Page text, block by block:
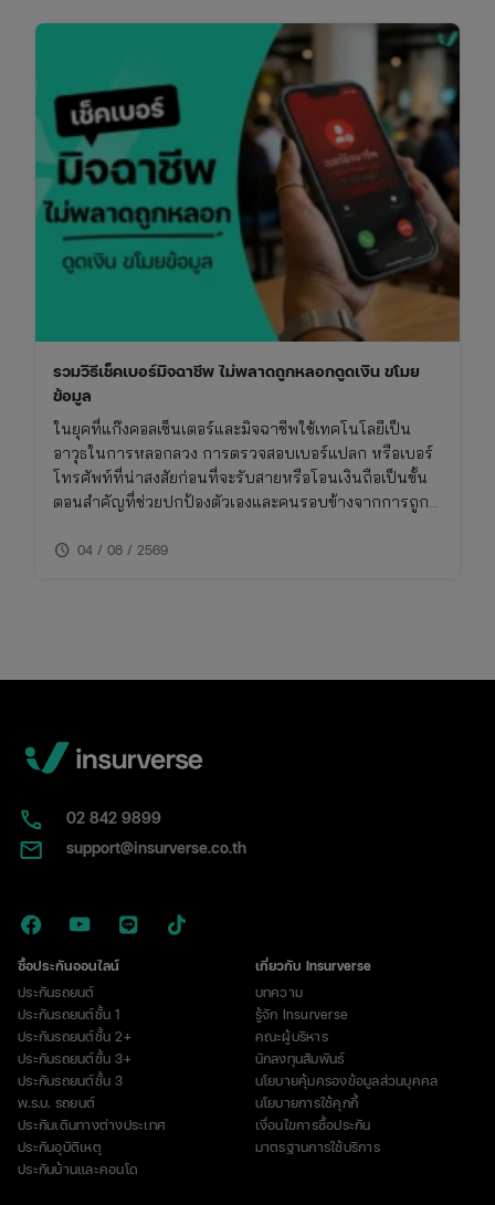
เช็ก
วัน
มงคล
ไทย-
จีน
และ
เทศกาล
สารท
จีน
รวมวิธีเช็คเบอร์มิจฉาชีพ ไม่พลาดถูกหลอกดูดเงิน ขโมย
ข้อมูล
ในยุคที่แก๊งคอลเซ็นเตอร์และมิจฉาชีพใช้เทคโนโลยีเป็น
อาวุธในการหลอกลวง การตรวจสอบเบอร์แปลก หรือเบอร์
โทรศัพท์ที่น่าสงสัยก่อนที่จะรับสายหรือโอนเงินถือเป็นขั้น
ตอนสำคัญที่ช่วยปกป้องตัวเองและคนรอบข้างจากการถูก
ต้องและใช้เครื่องมือที่เหมาะสม บทความนี้จึงรวบรวมวิธี
schedule 04 / 08 / 2569
02​ 842 9899
support@insurverse.co.th
ซื้อประกันออนไลน์
ประกันรถยนต์
ประกันรถยนต์ชั้น 1
ประกันรถยนต์ชั้น 2+
ประกันรถยนต์ชั้น 3+
ประกันรถยนต์ชั้น 3
พ.ร.บ. รถยนต์
ประกันเดินทางต่างประเทศ
ประกันอุบัติเหตุ
ประกันบ้านและคอนโด
เกี่ยวกับ Insurverse
บทความ
รู้จัก Insurverse
คณะผู้บริหาร
นักลงทุนสัมพันธ์
นโยบายคุ้มครองข้อมูลส่วนบุคคล
นโยบายการใช้คุกกี้
เงื่อนไขการซื้อประกัน
มาตรฐานการใช้บริการ